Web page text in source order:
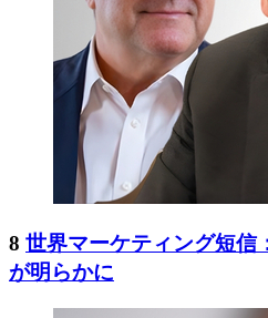
8 世界マーケティング短信
が明らかに